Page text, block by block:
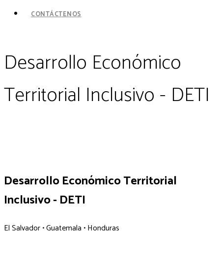
CONTÁCTENOS
Desarrollo Económico
Territorial Inclusivo - DETI
Desarrollo Económico Territorial
Inclusivo - DETI
El Salvador • Guatemala • Honduras